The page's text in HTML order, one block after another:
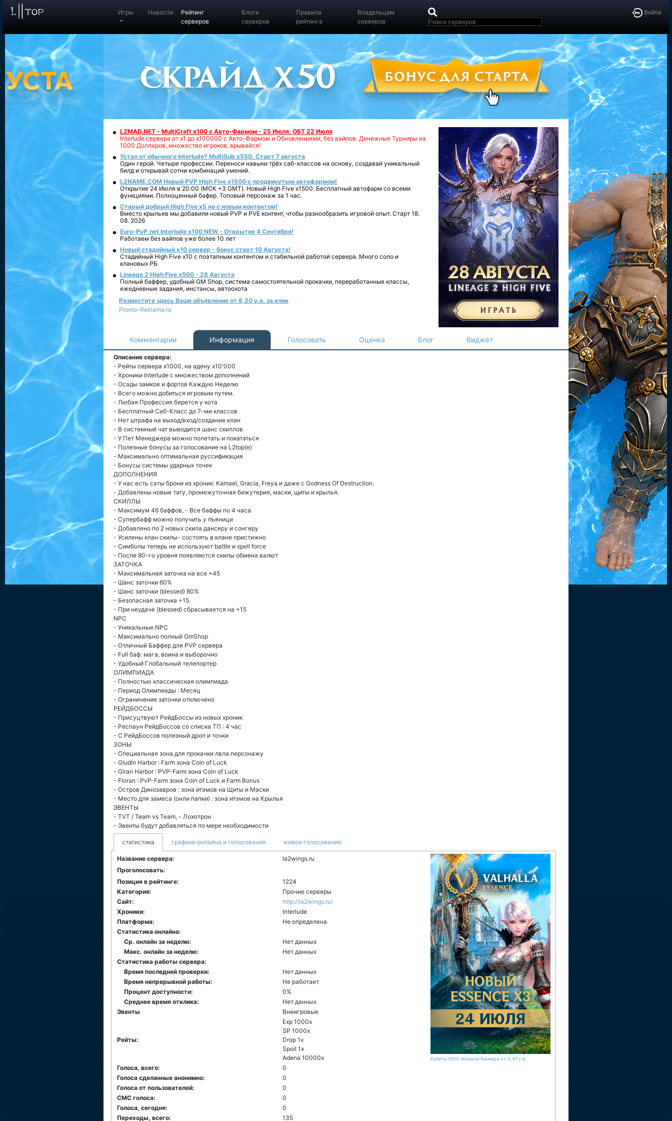
Войти
Игры Новости
Рейтинг
серверов
Блоги
серверов
Правила
рейтинга
Владельцам
серверов
L2MAD.NET - MultiCraft x100 с Авто-Фармом - 25 Июля. ОБТ 22 Июля
Interlude сервера от х1 до х100000 с Авто-Фармом и Обновлениями, без вайпов. Денежные Турниры на
1000 Долларов, множество игроков, врывайся!
Устал от обычного Interlude? MultiSub x550. Старт 7 августа
Один герой. Четыре профессии. Переноси навыки трёх саб-классов на основу, создавай уникальный
билд и открывай сотни комбинаций умений.
L2NAME.COM Новый PVP High Five x1500 с продвинутым автофармом!
Открытие 24 Июля в 20:00 (МСК +3 GMT). Новый High Five x1500. Бесплатный автофарм со всеми
функциями. Полноценный бафер. Топовый персонаж за 1 час.
Старый добрый High Five x5 но с новым контентом!
Вместо крыльев мы добавили новый PVP и PVE контент, чтобы разнообразить игровой опыт. Старт 18.
08. 2026
Euro-PvP.net Interlude х100 NEW - Открытие 4 Сентября!
Работаем без вайпов уже более 10 лет
Новый стадийный х10 сервер - бонус старт 10 Августа!
Стадийный High Five x10 с поэтапным контентом и стабильной работой сервера. Много соло и
клановых РБ
Lineage 2 High Five x500 - 28 Августа
Полный баффер, удобный GM Shop, система самостоятельной прокачки, переработанные классы,
ежедневные задания, инстансы, автоохота
Разместите здесь Ваше объявление от 8,20 у.е. за клик
Promo-Reklama.ru
Комментарии Информация Голосовать Оценка Блог Виджет
Описание сервера:
- Рейты сервера х1000, на адену х10'000
- Хроники Interlude с множеством дополнений
- Осады замков и фортов Каждую Неделю
- Всего можно добиться игровым путем.
- Любая Профессия берется у кота
- Бесплатный Саб-Класс до 7-ми классов
- Нет штрафа на выход/вход/создание клан
- В системный чат выводится шанс скиллов
- У Пет Менеджера можно полетать и покататься
- Полезные бонусы за голосование на L2top(е)
- Максимально оптимальная руссификация
- Бонусы системы ударных точек
ДОПОЛНЕНИЯ
- У нас есть сэты брони из хроник: Kamael, Gracia, Freya и даже с Godness Of Destruction.
- Добавлены новые тату, промежуточная бижутерия, маски, щиты и крылья.
СКИЛЛЫ
- Максимум 46 баффов, - Все баффы по 4 часа
- Супербафф можно получить у пъяници
- Добавлено по 2 новых скила дансеру и сонгеру
- Усилены клан скилы- состоять в клане пристижно
- Симболы теперь не используют battle и spell force
- После 80-го уровня появляются скилы обмена валют
ЗАТОЧКА
- Максимальная заточка на все +45
- Шанс заточки 60%
- Шанс заточки (blessed) 80%
- Безопасная заточка +15.
- При неудаче (blessed) сбрасывается на +15
NPC
- Уникальные NPC
- Максимально полный GmShop
- Отличный Баффер для PVP сервера
- Full баф: мага, воина и выборочно
- Удобный Глобальный телепортер
ОЛИМПИАДА
- Полностью классическая олимпиада
- Период Олимпиады : Месяц
- Ограничение заточки отключено
РЕЙДБОССЫ
- Присуцтвуют РейдБоссы из новых хроник
- Респаун РейдБоссов со списка ТП : 4 час
- С РейдБоссов полезный дроп и точки
ЗОНЫ
- Специальная зона для прокачки лвла персонажу
- Gludin Harbor : Farm зона Coin of Luck
- Giran Harbor : PVP-Farm зона Coin of Luck
- Floran : PvP-Farm зона Coin of Luck и Farm Bonus
- Остров Динозавров : зона итэмов на Щиты и Маски
- Место для замеса (онли папки) : зона итэмов на Крылья
ЭВЕНТЫ
- TVT / Team vs Team, - Лохотрон
- Эвенты будут добавляться по мере необходимости
статистика графики онлайна и голосования живое голосование
Купить 1000 показов баннера от 0,41 у.е.
Название сервера:
la2wings.ru
Проголосовать:
Позиция в рейтинге:
1224
Категория:
Прочие серверы
Сайт:
http://la2wings.ru/
Хроники:
Interlude
Платформа:
Не определена
Статистика онлайна:
Ср. онлайн за неделю:
Нет данных
Макс. онлайн за неделю:
Нет данных
Статистика работы сервера:
Время последней проверки:
Нет данных
Время непрерывной работы:
Не работает
Процент доступности:
0%
Среднее время отклика:
Нет данных
Эвенты
Внеигровые
Рейты:
Exp 1000x
SP 1000x
Drop 1x
Spoil 1x
Adena 10000x
Голоса, всего:
0
Голоса сделанные анонимно:
0
Голоса от пользователей:
0
СМС голоса:
0
Голоса, сегодня:
0
Переходы, всего:
135